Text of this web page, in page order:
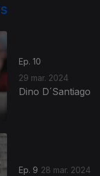
Ep. 10
29 mar. 2024
Dino D´Santiago
Ep. 9 28 mar. 2024